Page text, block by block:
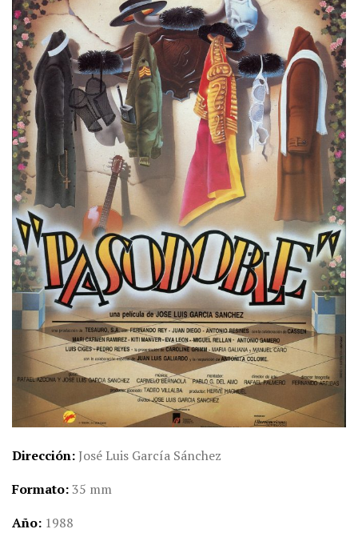
Dirección José Luis García Sánchez
Formato 35 mm
Año 1988